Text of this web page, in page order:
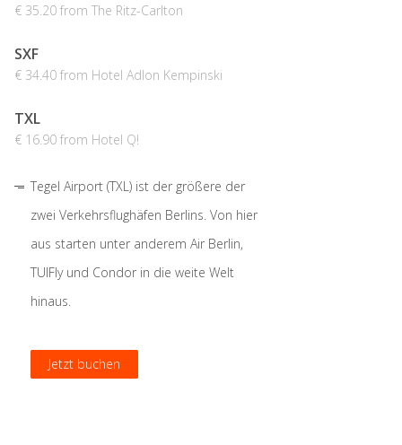
Jetzt buchen
€ 35.20 from The Ritz-Carlton
Jetzt buchen
SXF
€ 34.40 from Hotel Adlon Kempinski
Jetzt buchen
TXL
€ 16.90 from Hotel Q!
Tegel Airport (TXL) ist der größere der
zwei Verkehrsflughäfen Berlins. Von hier
aus starten unter anderem Air Berlin,
TUIFly und Condor in die weite Welt
hinaus.
Jetzt buchen